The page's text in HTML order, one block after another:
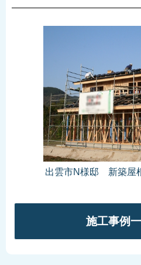
出雲市N様邸 新築屋
施工事例